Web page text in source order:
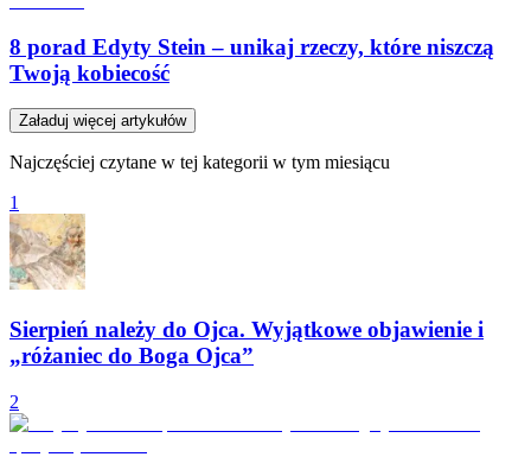
8 porad Edyty Stein – unikaj rzeczy, które niszczą
Twoją kobiecość
Załaduj więcej artykułów
Najczęściej czytane w tej kategorii w tym miesiącu
1
Sierpień należy do Ojca. Wyjątkowe objawienie i
„różaniec do Boga Ojca”
2